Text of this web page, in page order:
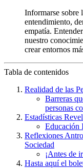
Informarse sobre
entendimiento,
empatía.
nuestro
crear entornos
Tabla de contenidos
Realidad de las
Barreras
personas
Estadísticas
Educación
Reflexiones
Sociedad
¡Antes de
Hasta aquí el